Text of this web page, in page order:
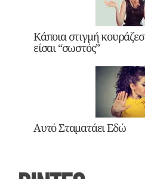
Κάποια στιγμή
είσαι “σωστός”
Αυτό Σταματάει Εδώ